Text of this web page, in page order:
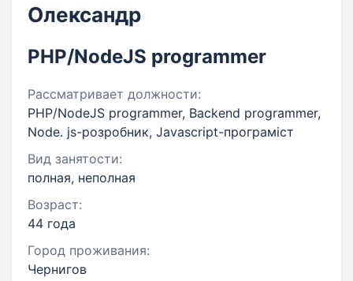
Олександр
PHP/NodeJS programmer
Рассматривает должности:
PHP/NodeJS programmer, Backend programmer,
Node. js-розробник, Javascript-програміст
Вид занятости:
полная, неполная
Возраст:
44 года
Город проживания:
Чернигов